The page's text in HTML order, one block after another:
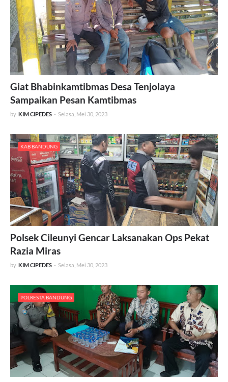
Giat Bhabinkamtibmas Desa Tenjolaya
Sampaikan Pesan Kamtibmas
by KIM CIPEDES - Selasa, Mei 30, 2023
KAB BANDUNG
Polsek Cileunyi Gencar Laksanakan Ops Pekat
Razia Miras
by KIM CIPEDES - Selasa, Mei 30, 2023
POLRESTA BANDUNG